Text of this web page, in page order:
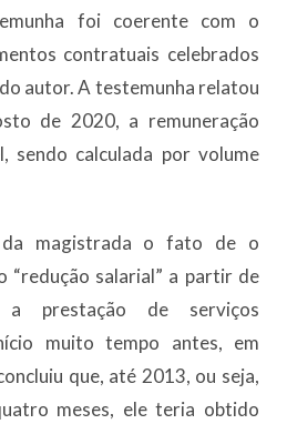
foi coerente com o
contratuais celebrados
autor. A testemunha relatou
de 2020, a remuneração
sendo calculada por volume
da magistrada o fato de o
salarial” a partir de
prestação de serviços
muito tempo antes, em
que, até 2013, ou seja,
meses, ele teria obtido